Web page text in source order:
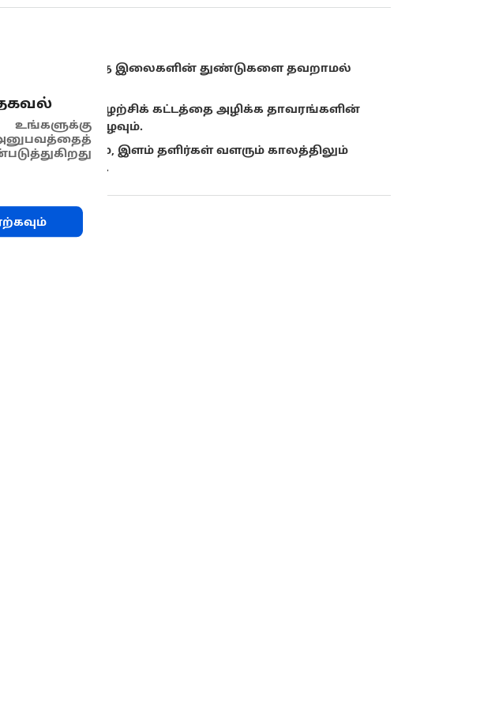
உதிர்ந்த இலைகளின் துண்டுகளை தவறாமல்
வாழ்க்கைச் சுழற்சிக் கட்டத்தை அழிக்க தாவரங்களின்
உள்ள மண்ணை உழவும்.
இளம் தளிர்கள் வளரும் காலத்திலும்
கண்காணிக்கவும்.
தகவல்